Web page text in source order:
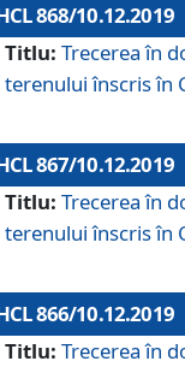
868/10.12.2019
Titlu: Trecerea în
terenului înscris în
867/10.12.2019
Titlu: Trecerea în
terenului înscris în
866/10.12.2019
Titlu: Trecerea în